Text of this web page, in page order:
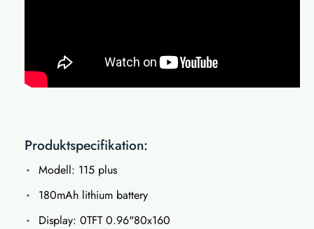
Produktspecifikation:
Modell: 115 plus
180mAh lithium battery
Display: 0TFT 0.96"80x160